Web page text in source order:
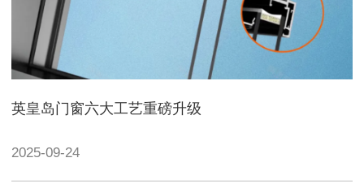
英皇岛门窗六大工艺重磅升级
2025-09-24